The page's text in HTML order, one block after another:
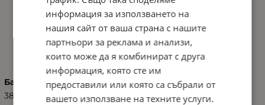
ХАРАКТЕРИСТИКИ
Баркод (ISBN, UPC, др.)
3801103021070
информация за използването на
нашия сайт от ваша страна с нашите
партньори за реклама и анализи,
които може да я комбинират с друга
информация, която сте им
предоставили или която са събрали от
вашето използване на техните услуги.